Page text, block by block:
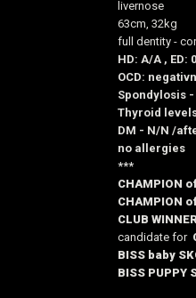
livernose
63cm, 32kg
full dentity -
HD: A/A , ED:
OCD:
Spondylosis
Thyroid
DM - N/N /
no allergies
***
CHAMPION
CHAMPION
CLUB
candidate for
BISS baby
BISS PUPPY